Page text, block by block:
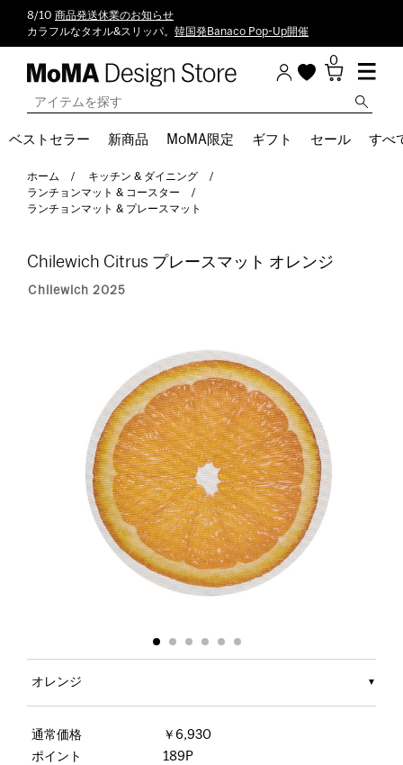
8/10 商品発送休業のお知らせ
カラフルなタオル&スリッパ。 韓国発Banaco Pop-Up開催
0
ベストセラー 新商品 MoMA限定 ギフト セール すべ
ホーム
キッチン & ダイニング
ランチョンマット & コースター
ランチョンマット & プレースマット
Chilewich Citrus プレースマット オレンジ
Chilewich 2025
オレンジ
通常価格
￥6,930
ポイント
189P